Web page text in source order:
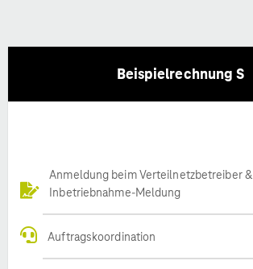
Beispielrechnung S
Anmeldung beim Verteilnetzbetreiber &
Inbetriebnahme-Meldung
Auftragskoordination